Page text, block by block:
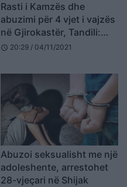
Rasti i Kamzës dhe
abuzimi për 4 vjet i vajzës
në Gjirokastër, Tandili:
Dhuna është ulur
schedule 20:29 / 04/11/2021
Abuzoi seksualisht me një
adoleshente, arrestohet
28-vjeçari në Shijak